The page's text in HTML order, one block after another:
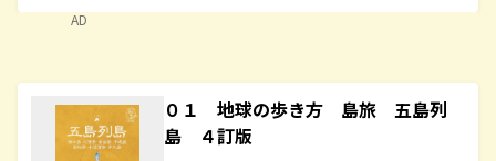
AD
０１ 地球の歩き方 島旅 五島列
島 ４訂版